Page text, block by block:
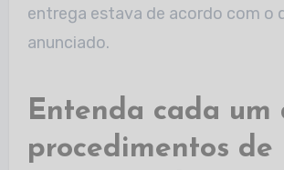
entrega estava de acordo com o
anunciado.
Entenda cada um
procedimentos de